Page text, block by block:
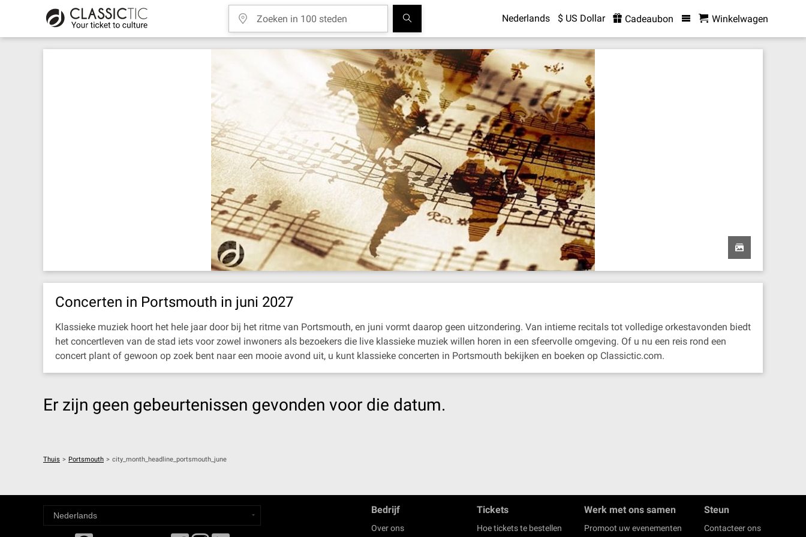
Nederlands $ US Dollar Cadeaubon Winkelwagen
Concerten in Portsmouth in juni 2027
Klassieke muziek hoort het hele jaar door bij het ritme van Portsmouth, en juni vormt daarop geen uitzondering. Van intieme recitals tot volledige orkestavonden biedt
het concertleven van de stad iets voor zowel inwoners als bezoekers die live klassieke muziek willen horen in een sfeervolle omgeving. Of u nu een reis rond een
concert plant of gewoon op zoek bent naar een mooie avond uit, u kunt klassieke concerten in Portsmouth bekijken en boeken op Classictic.com.
Er zijn geen gebeurtenissen gevonden voor die datum.
Thuis > Portsmouth > city_month_headline_portsmouth_june
Bedrijf
Over ons
Tickets
Hoe tickets te bestellen
Werk met ons samen
Promoot uw evenementen
Steun
Contacteer ons